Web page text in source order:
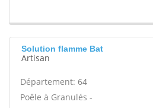
Solution flamme Bat
Artisan
Département: 64
Poêle à Granulés -